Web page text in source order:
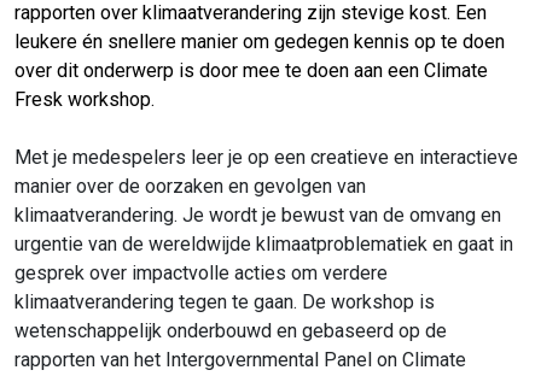
rapporten over klimaatverandering zijn stevige kost. Een
leukere én snellere manier om gedegen kennis op te doen
over dit onderwerp is door mee te doen aan een Climate
Fresk workshop.
Met je medespelers leer je op een creatieve en interactieve
manier over de oorzaken en gevolgen van
klimaatverandering. Je wordt je bewust van de omvang en
urgentie van de wereldwijde klimaatproblematiek en gaat in
gesprek over impactvolle acties om verdere
klimaatverandering tegen te gaan. De workshop is
wetenschappelijk onderbouwd en gebaseerd op de
rapporten van het Intergovernmental Panel on Climate